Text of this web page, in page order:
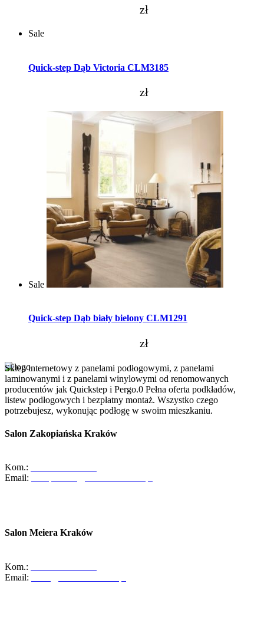
zł
Sale
Quick-step Dąb Victoria CLM3185
zł
Sale
Quick-step Dąb biały bielony CLM1291
zł
Sklep internetowy z panelami podłogowymi, z panelami
laminowanymi i z panelami winylowymi od renomowanych
producentów jak Quickstep i Pergo.0 Pełna oferta podkładów,
listew podłogowych i bezpłatny montaż. Wszystko czego
potrzebujesz, wykonując podłogę w swoim mieszkaniu.
Salon Zakopiańska Kraków
Kom.:
Email:
Salon Meiera Kraków
Kom.:
Email: